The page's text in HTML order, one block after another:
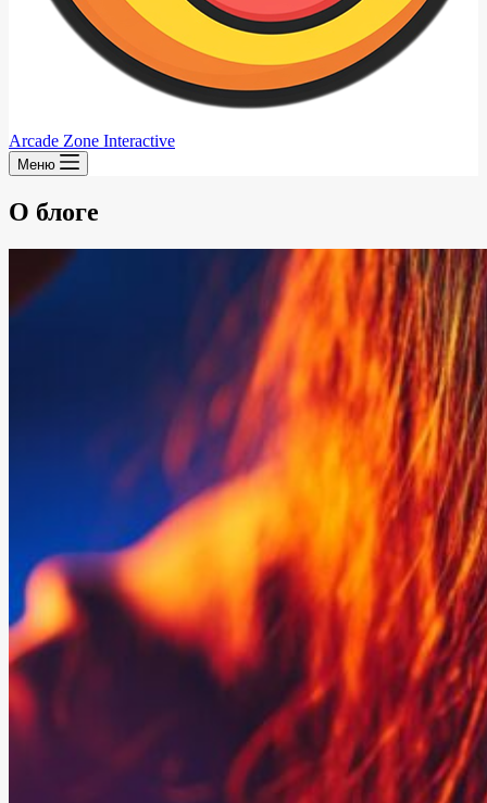
Arcade Zone Interactive
Меню
О блоге